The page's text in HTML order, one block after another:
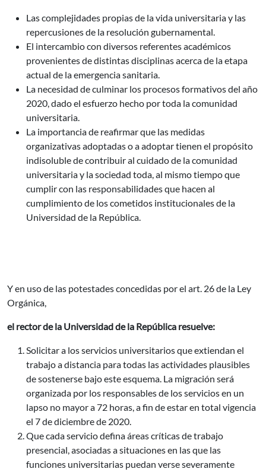
Las complejidades propias de la vida universitaria y las
repercusiones de la resolución gubernamental.
El intercambio con diversos referentes académicos
provenientes de distintas disciplinas acerca de la etapa
actual de la emergencia sanitaria.
La necesidad de culminar los procesos formativos del año
2020, dado el esfuerzo hecho por toda la comunidad
universitaria.
La importancia de reafirmar que las medidas
organizativas adoptadas o a adoptar tienen el propósito
indisoluble de contribuir al cuidado de la comunidad
universitaria y la sociedad toda, al mismo tiempo que
cumplir con las responsabilidades que hacen al
cumplimiento de los cometidos institucionales de la
Universidad de la República.
Y en uso de las potestades concedidas por el art. 26 de la Ley
Orgánica,
el rector de la Universidad de la República resuelve:
Solicitar a los servicios universitarios que extiendan el
trabajo a distancia para todas las actividades plausibles
de sostenerse bajo este esquema. La migración será
organizada por los responsables de los servicios en un
lapso no mayor a 72 horas, a fin de estar en total vigencia
el 7 de diciembre de 2020.
Que cada servicio defina áreas críticas de trabajo
presencial, asociadas a situaciones en las que las
funciones universitarias puedan verse severamente